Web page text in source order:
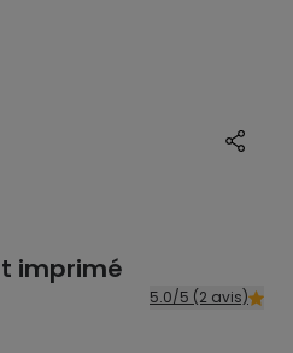
imprimé
5.0/5 (2 avis)